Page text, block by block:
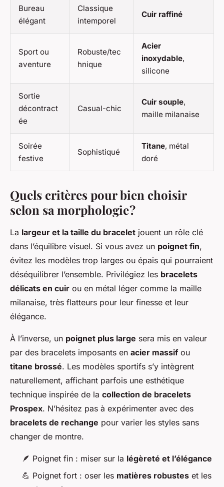
Bureau
élégant
Classique
intemporel
Cuir raffiné
Sport ou
aventure
Robuste/tec
hnique
Acier
inoxydable,
silicone
Sortie
décontract
ée
Casual-chic
Cuir souple,
maille milanaise
Soirée
festive
Sophistiqué
Titane, métal
doré
Quels critères pour bien choisir
selon sa morphologie ?
La largeur et la taille du bracelet jouent un rôle clé
dans l’équilibre visuel. Si vous avez un poignet fin,
évitez les modèles trop larges ou épais qui pourraient
déséquilibrer l’ensemble. Privilégiez les bracelets
délicats en cuir ou en métal léger comme la maille
milanaise, très flatteurs pour leur finesse et leur
élégance.
À l’inverse, un poignet plus large sera mis en valeur
par des bracelets imposants en acier massifou
titane brossé. Les modèles sportifs s’y intègrent
naturellement, affichant parfois une esthétique
technique inspirée de la collection de bracelets
Prospex. N’hésitez pas à expérimenter avec des
bracelets de rechange pour varier les styles sans
changer de montre.
🪶 Poignet fin : miser sur la légèreté et l’élégance
💪 Poignet fort : oser les matières robustes et les